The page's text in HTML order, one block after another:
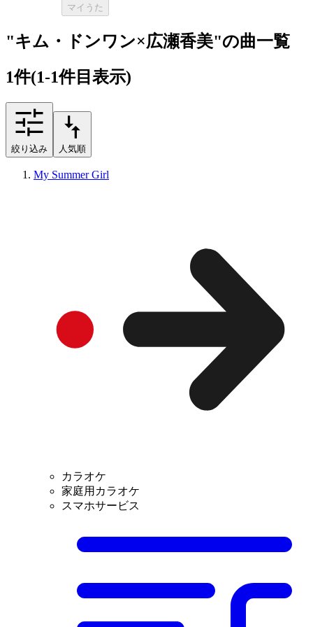
マイうた
"キム・ドンワン×広瀬香美"の曲一覧
1件(1-1件目表示)
絞り込み 人気順
My Summer Girl
カラオケ
家庭用カラオケ
スマホサービス